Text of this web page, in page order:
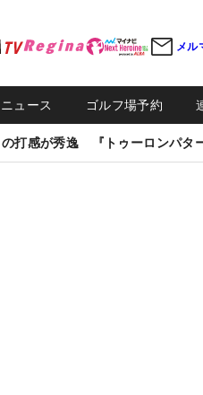
メル
ュース ゴルフ場予約
打感が秀逸 『トゥーロンパター